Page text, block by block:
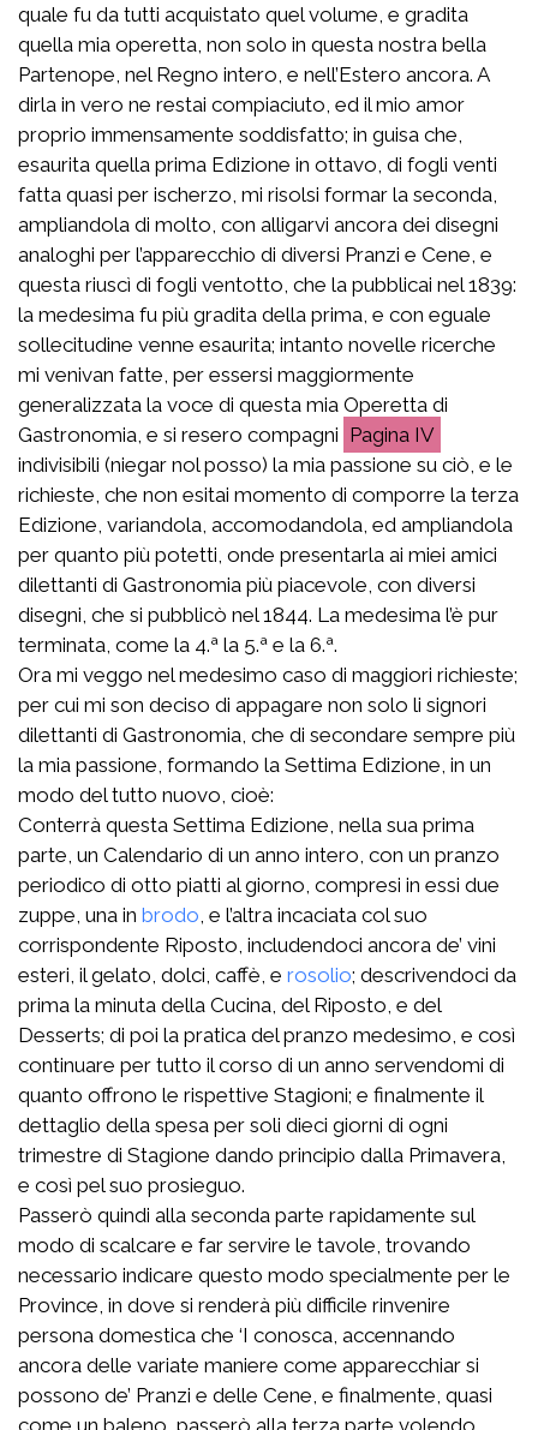
quale fu da tutti acquistato quel volume, e gradita
quella mia operetta, non solo in questa nostra bella
Partenope, nel Regno intero, e nell’Estero ancora. A
dirla in vero ne restai compiaciuto, ed il mio amor
proprio immensamente soddisfatto; in guisa che,
esaurita quella prima Edizione in ottavo, di fogli venti
fatta quasi per ischerzo, mi risolsi formar la seconda,
ampliandola di molto, con alligarvi ancora dei disegni
analoghi per l’apparecchio di diversi Pranzi e Cene, e
questa riuscì di fogli ventotto, che la pubblicai nel 1839:
la medesima fu più gradita della prima, e con eguale
sollecitudine venne esaurita; intanto novelle ricerche
mi venivan fatte, per essersi maggiormente
generalizzata la voce di questa mia Operetta di
Gastronomia, e si resero compagni
IV
indivisibili (niegar nol posso) la mia passione su ciò, e le
richieste, che non esitai momento di comporre la terza
Edizione, variandola, accomodandola, ed ampliandola
per quanto più potetti, onde presentarla ai miei amici
dilettanti di Gastronomia più piacevole, con diversi
disegni, che si pubblicò nel 1844. La medesima l’è pur
terminata, come la 4.ª la 5.ª e la 6.ª.
Ora mi veggo nel medesimo caso di maggiori richieste;
per cui mi son deciso di appagare non solo li signori
dilettanti di Gastronomia, che di secondare sempre più
la mia passione, formando la Settima Edizione, in un
modo del tutto nuovo, cioè:
Conterrà questa Settima Edizione, nella sua prima
parte, un Calendario di un anno intero, con un pranzo
periodico di otto piatti al giorno, compresi in essi due
zuppe, una in brodo , e l’altra incaciata col suo
corrispondente Riposto, includendoci ancora de’ vini
esteri, il gelato, dolci, caffè, e rosolio; descrivendoci da
prima la minuta della Cucina, del Riposto, e del
Desserts; di poi la pratica del pranzo medesimo, e così
continuare per tutto il corso di un anno servendomi di
quanto offrono le rispettive Stagioni; e finalmente il
dettaglio della spesa per soli dieci giorni di ogni
trimestre di Stagione dando principio dalla Primavera,
e così pel suo prosieguo.
Passerò quindi alla seconda parte rapidamente sul
modo di scalcare e far servire le tavole, trovando
necessario indicare questo modo specialmente per le
Province, in dove si renderà più difficile rinvenire
persona domestica che ‘I conosca, accennando
ancora delle variate maniere come apparecchiar si
possono de’ Pranzi e delle Cene, e finalmente, quasi
come un baleno, passerò alla terza parte volendo